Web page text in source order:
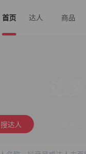
首页 达人 商品
搜达人